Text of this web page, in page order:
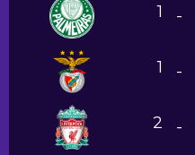
1 -
1 -
2 -